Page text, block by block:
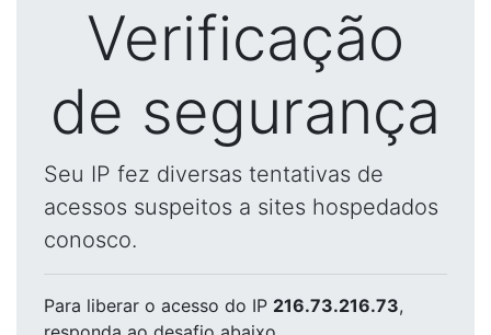
Verificação
de segurança
Seu IP fez diversas tentativas de
acessos suspeitos a sites hospedados
conosco.
Para liberar o acesso do IP 216.73.216.73,